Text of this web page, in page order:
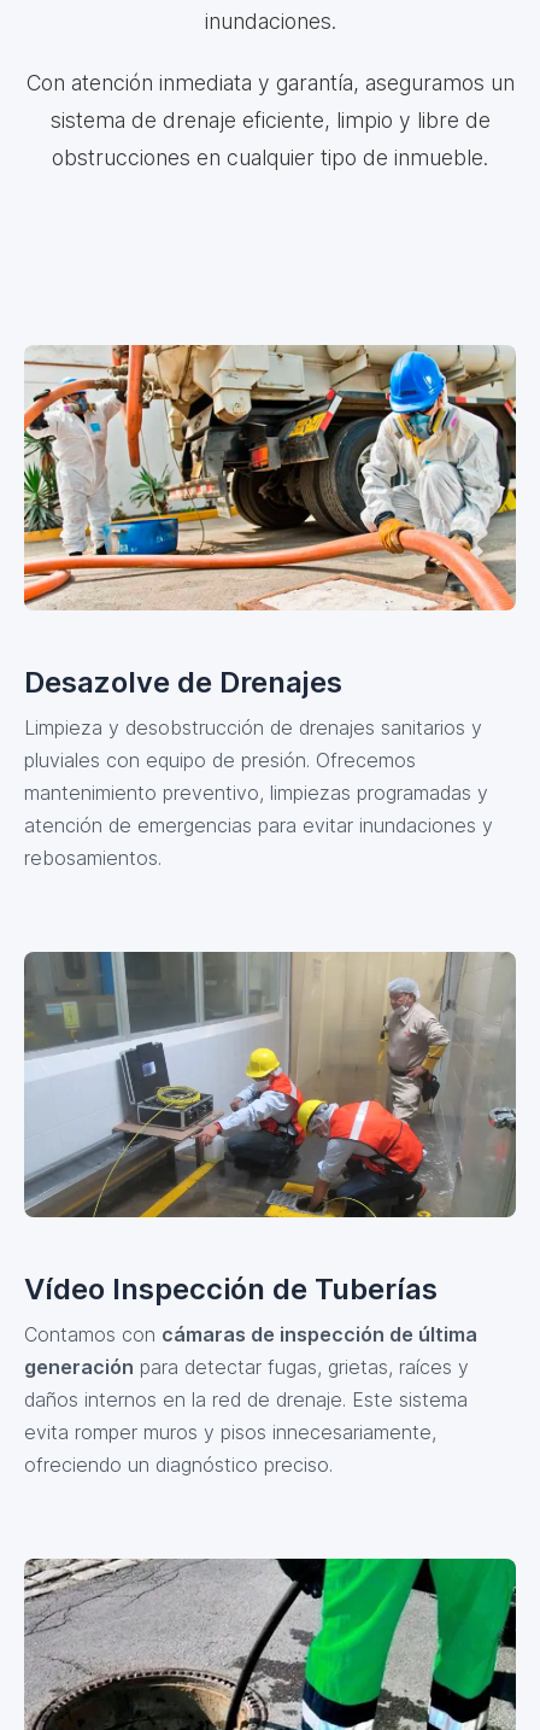
inundaciones.
Con atención inmediata y garantía, aseguramos un
sistema de drenaje eficiente, limpio y libre de
obstrucciones en cualquier tipo de inmueble.
Desazolve de Drenajes
Limpieza y desobstrucción de drenajes sanitarios y
pluviales con equipo de presión. Ofrecemos
mantenimiento preventivo, limpiezas programadas y
atención de emergencias para evitar inundaciones y
rebosamientos.
Vídeo Inspección de Tuberías
Contamos con cámaras de inspección de última
generación para detectar fugas, grietas, raíces y
daños internos en la red de drenaje. Este sistema
evita romper muros y pisos innecesariamente,
ofreciendo un diagnóstico preciso.